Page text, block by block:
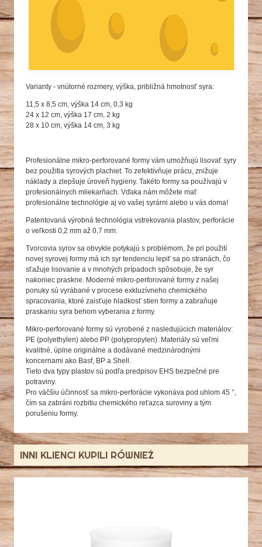
Varianty - vnútorné rozmery, výška, približná hmotnosť syra:
11,5 x 8,5 cm, výška 14 cm, 0,3 kg
24 x 12 cm, výška 17 cm, 2 kg
28 x 10 cm, výška 14 cm, 3 kg
Profesionálne mikro-perforované formy vám umožňujú lisovať syry
bez použitia syrových plachiet. To zefektívňuje prácu, znižuje
náklady a zlepšuje úroveň hygieny. Takéto formy sa používajú v
profesionálnych mliekarňach. Vďaka nám môžete mať
profesionálne technológie aj vo vašej syrárni alebo u vás doma!
Patentovaná výrobná technológia vstrekovania plastov, perforácie
o veľkosti 0,2 mm až 0,7 mm.
Tvorcovia syrov sa obvykle potykajú s problémom, že pri použití
novej syrovej formy má ich syr tendenciu lepiť sa po stranách, čo
sťažuje lisovanie a v mnohých prípadoch spôsobuje, že syr
nakoniec praskne. Moderné mikro-perforované formy z našej
ponuky sú vyrábané v procese exkluzívneho chemického
spracovania, ktoré zaisťuje hladkosť stien formy a zabraňuje
praskaniu syra behom vyberania z formy.
Mikro-perforované formy sú vyrobené z nasledujúcich materiálov:
PE (polyethylen) alebo PP (polypropylen). Materiály sú veľmi
kvalitné, úplne originálne a dodávané medzinárodnými
koncernami ako Basf, BP a Shell.
Tieto dva typy plastov sú podľa predpisov EHS bezpečné pre
potraviny.
Pro väčšiu účinnosť sa mikro-perforácie vykonáva pod uhlom 45 °,
čím sa zabráni rozbitiu chemického reťazca suroviny a tým
porušeniu formy.
INNI KLIENCI KUPILI RÓWNIEŻ